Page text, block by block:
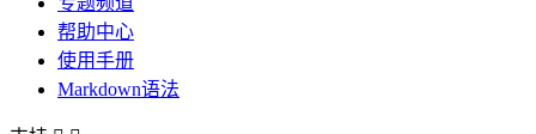
帮助中心
使用手册
Markdown语法